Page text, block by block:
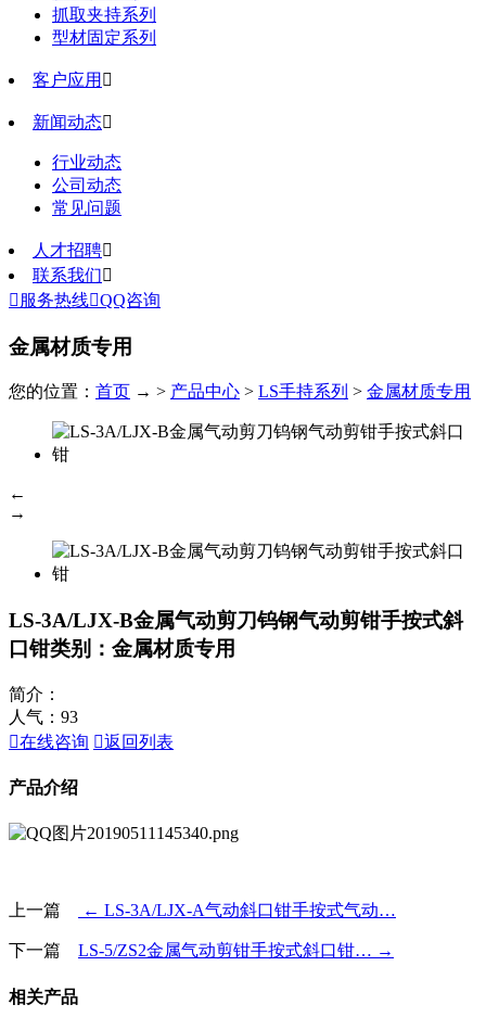
抓取夹持系列
型材固定系列
客户应用 
新闻动态
行业动态
公司动态
常见问题
人才招聘
联系我们
 服务热线QQ咨询
金属材质专用
您的位置： 首页 → > 产品中心 > LS手持系列 > 金属材质专用
←
→
LS-3A/LJX-B金属气动剪刀钨钢气动剪钳手按式斜
口钳类别：金属材质专用
简介：
人气： 93
在线咨询 返回列表
产品介绍
上一篇 ← LS-3A/LJX-A气动斜口钳手按式气动…
下一篇 LS-5/ZS2金属气动剪钳手按式斜口钳… →
相关产品